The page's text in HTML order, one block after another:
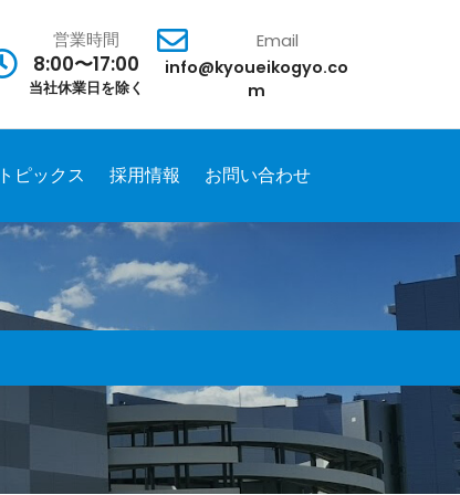
営業時間
8:00〜17:00
当社休業日を除く
Email
info@kyoueikogyo.co
m
トピックス 採用情報 お問い合わせ